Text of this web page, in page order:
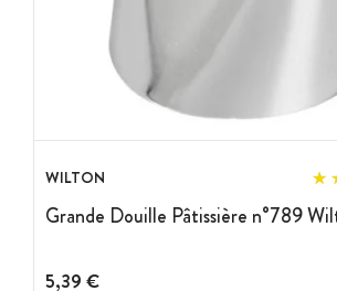
WILTON
Grande Douille Pâtissière n°789
5,39 €